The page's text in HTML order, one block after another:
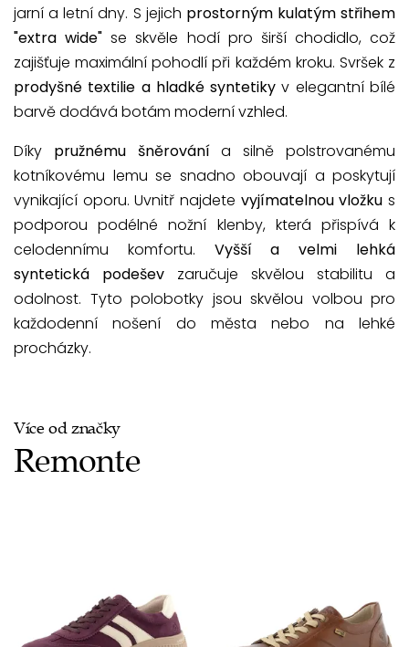
jarní a letní dny. S jejich prostorným kulatým střihem
"extra wide" se skvěle hodí pro širší chodidlo, což
zajišťuje maximální pohodlí při každém kroku. Svršek z
prodyšné textilie a hladké syntetiky v elegantní bílé
barvě dodává botám moderní vzhled.
Díky pružnému šněrovánía silně polstrovanému
kotníkovému lemu se snadno obouvají a poskytují
vynikající oporu. Uvnitř najdete vyjímatelnou vložku s
podporou podélné nožní klenby, která přispívá k
celodennímu komfortu. Vyšší a velmi lehká
syntetická podešev zaručuje skvělou stabilitu a
odolnost. Tyto polobotky jsou skvělou volbou pro
každodenní nošení do města nebo na lehké
procházky.
Více od značky
Remonte